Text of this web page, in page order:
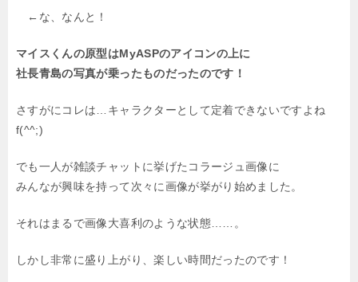
←な、なんと！
マイスくんの原型はMyASPのアイコンの上に
社長青島の写真が乗ったものだったのです！
さすがにコレは…キャラクターとして定着できないですよね
f(^^;)
でも一人が雑談チャットに挙げたコラージュ画像に
みんなが興味を持って次々に画像が挙がり始めました。
それはまるで画像大喜利のような状態……。
しかし非常に盛り上がり、楽しい時間だったのです！